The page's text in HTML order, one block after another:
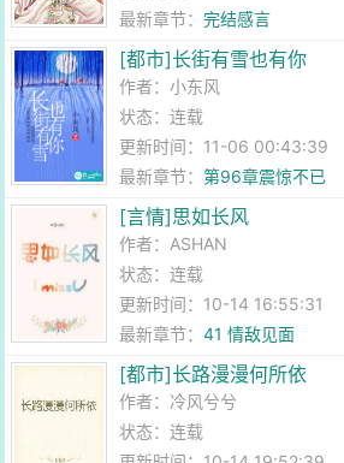
最新章节：完结感言
[都市]长街有雪也有你
作者： 小东风
状态：连载
更新时间：11-06 00:43:39
最新章节：第96章震惊不已
[言情]思如长风
作者： ASHAN
状态：连载
更新时间：10-14 16:55:31
最新章节：41 情敌见面
[都市]长路漫漫何所依
作者： 冷风兮兮
状态：连载